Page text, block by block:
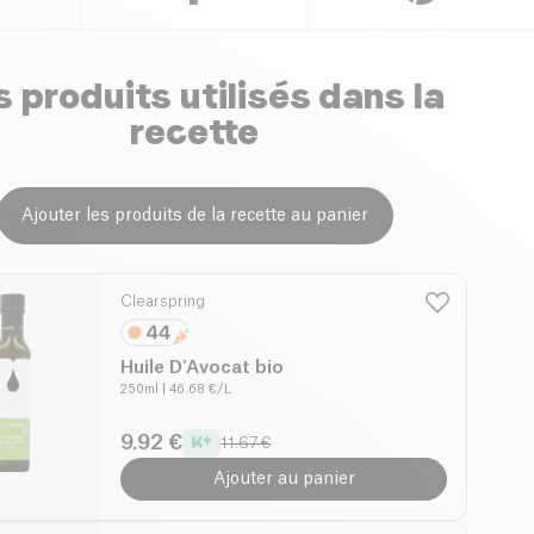
produits utilisés dans la
recette
Ajouter les produits de la recette au panier
Clearspring
Huile D'Avocat bio
250ml | 46.68 €/L
9.92 € 11.67 €
Ajouter au panier